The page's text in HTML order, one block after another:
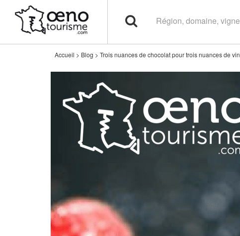
Accueil > Blog > Trois nuances de chocolat pour trois nuances de vin